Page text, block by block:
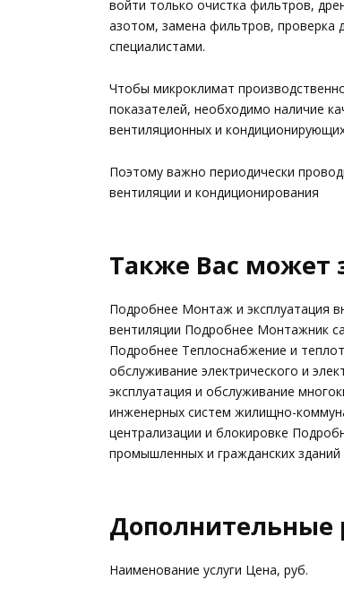
войти только очистка фильтров,
азотом, замена фильтров, проверка
специалистами.
Чтобы микроклимат
показателей, необходимо наличие
вентиляционных и
Поэтому важно периодически
вентиляции и кондиционирования
Также Вас может
Подробнее Монтаж и эксплуатация
вентиляции Подробнее Монтажник
Подробнее Теплоснабжение и
обслуживание электрического и
эксплуатация и обслуживание
инженерных систем жилищно-
централизации и блокировке
промышленных и гражданских зданий
Дополнительные
Наименование услуги Цена, руб.